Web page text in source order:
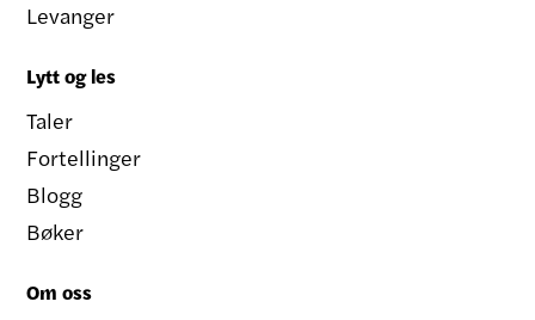
Levanger
Lytt og les
Taler
Fortellinger
Blogg
Bøker
Om oss